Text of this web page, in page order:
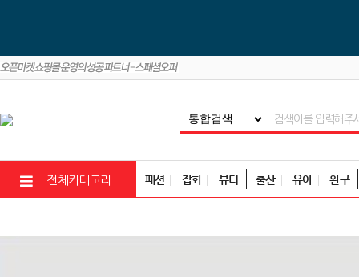
전체카테고리 패션 잡화 뷰티 출산 유아 완구